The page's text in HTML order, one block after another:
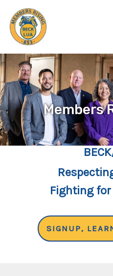
content
Members
Fighting
SIGNUP,